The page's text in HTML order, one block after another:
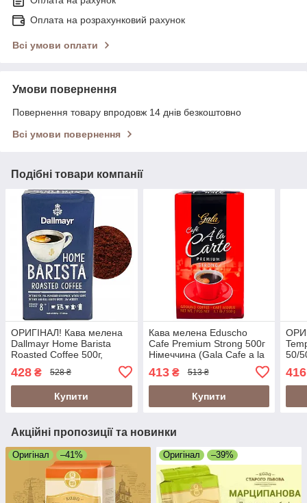
Оплата на розрахунковий рахунок
Всі умови оплати
Умови повернення
Повернення товару впродовж 14 днів безкоштовно
Всі умови повернення
Подібні товари компанії
ОРИГІНАЛ! Кава мелена
Dallmayr Home Barista
Roasted Coffee 500г,
428 ₴ 528 ₴
Купити
Кава мелена Eduscho
Cafe Premium Strong 500г
Німеччина (Gala Cafe a la
500g)
413₴ 513 ₴
Купити
50/
416
Акційні пропозиції та новинки
Оригінал –41% Оригінал –39%